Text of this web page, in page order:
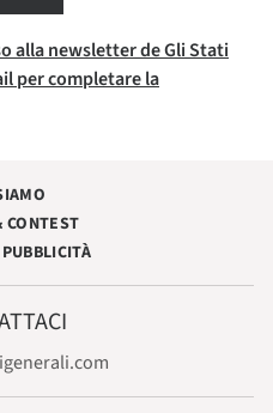
alla newsletter de Gli Stati
per completare la
CONTEST